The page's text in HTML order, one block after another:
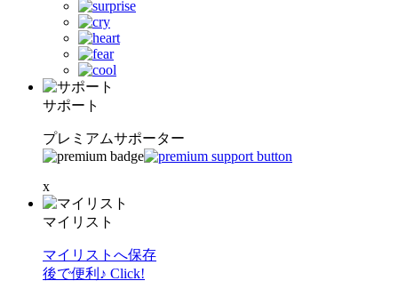
サポート
プレミアムサポーター
x
マイリスト
マイリストへ保存
後で便利♪ Click!